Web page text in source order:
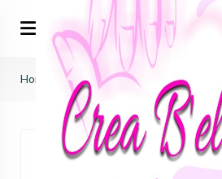
Home gelpolish 120